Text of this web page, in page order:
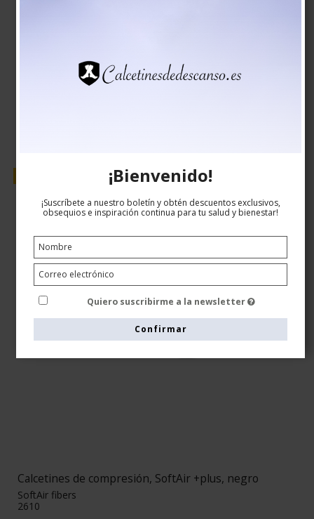
Mostrar producto
Calcetines de compresión, SoftAir +plus, negro
SoftAir fibers
2610
¡Bienvenido!
¡Suscríbete a nuestro boletín y obtén descuentos exclusivos,
obsequios e inspiración continua para tu salud y bienestar!
Quiero suscribirme a la newsletter
Confirmar